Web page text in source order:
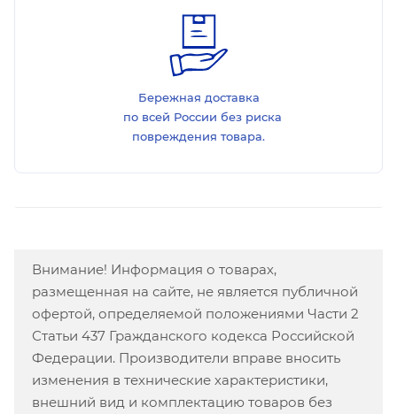
Бережная доставка
по всей России без риска
повреждения товара.
Внимание! Информация о товарах,
размещенная на сайте, не является публичной
офертой, определяемой положениями Части 2
Статьи 437 Гражданского кодекса Российской
Федерации. Производители вправе вносить
изменения в технические характеристики,
внешний вид и комплектацию товаров без